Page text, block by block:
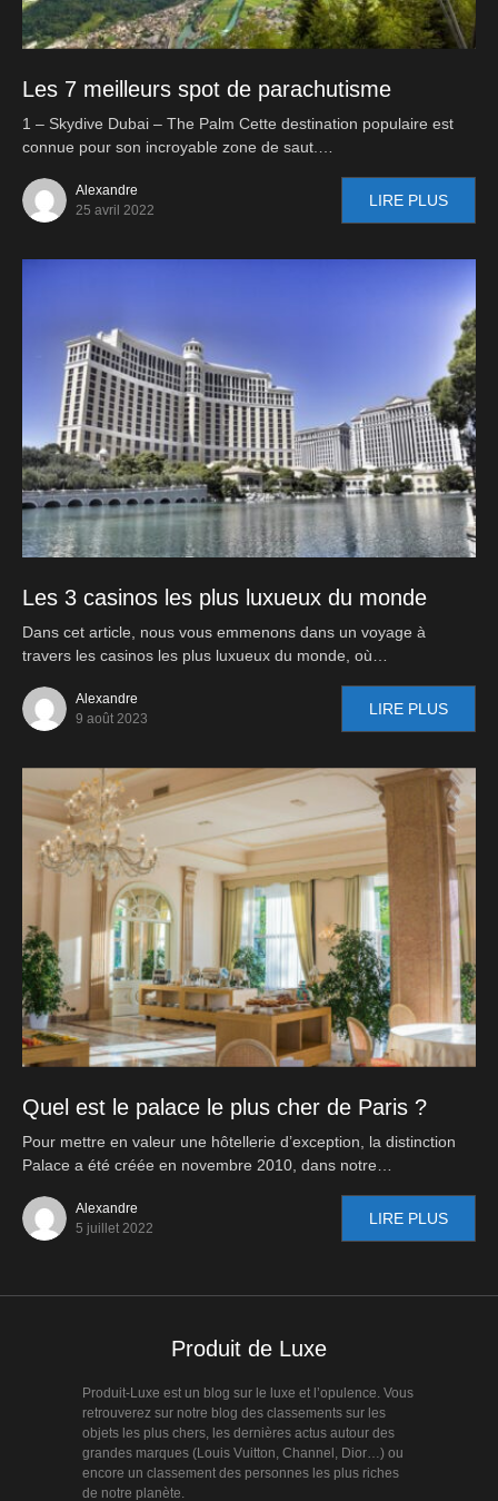
Les 7 meilleurs spot de parachutisme
1 – Skydive Dubai – The Palm Cette destination populaire est
connue pour son incroyable zone de saut.…
Alexandre
25 avril 2022
LIRE PLUS
Les 3 casinos les plus luxueux du monde
Dans cet article, nous vous emmenons dans un voyage à
travers les casinos les plus luxueux du monde, où…
Alexandre
9 août 2023
LIRE PLUS
Quel est le palace le plus cher de Paris ?
Pour mettre en valeur une hôtellerie d’exception, la distinction
Palace a été créée en novembre 2010, dans notre…
Alexandre
5 juillet 2022
LIRE PLUS
Produit de Luxe
Produit-Luxe est un blog sur le luxe et l’opulence. Vous
retrouverez sur notre blog des classements sur les
objets les plus chers, les dernières actus autour des
grandes marques (Louis Vuitton, Channel, Dior…) ou
encore un classement des personnes les plus riches
de notre planète.